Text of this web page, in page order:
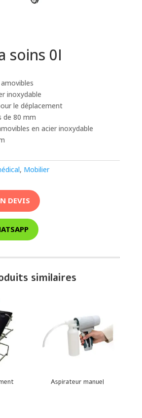
soins 0I
inoxydable
le déplacement
de 80 mm
en acier inoxydable
, Mobilier
DEVIS
similaires
Aspirateur manuel